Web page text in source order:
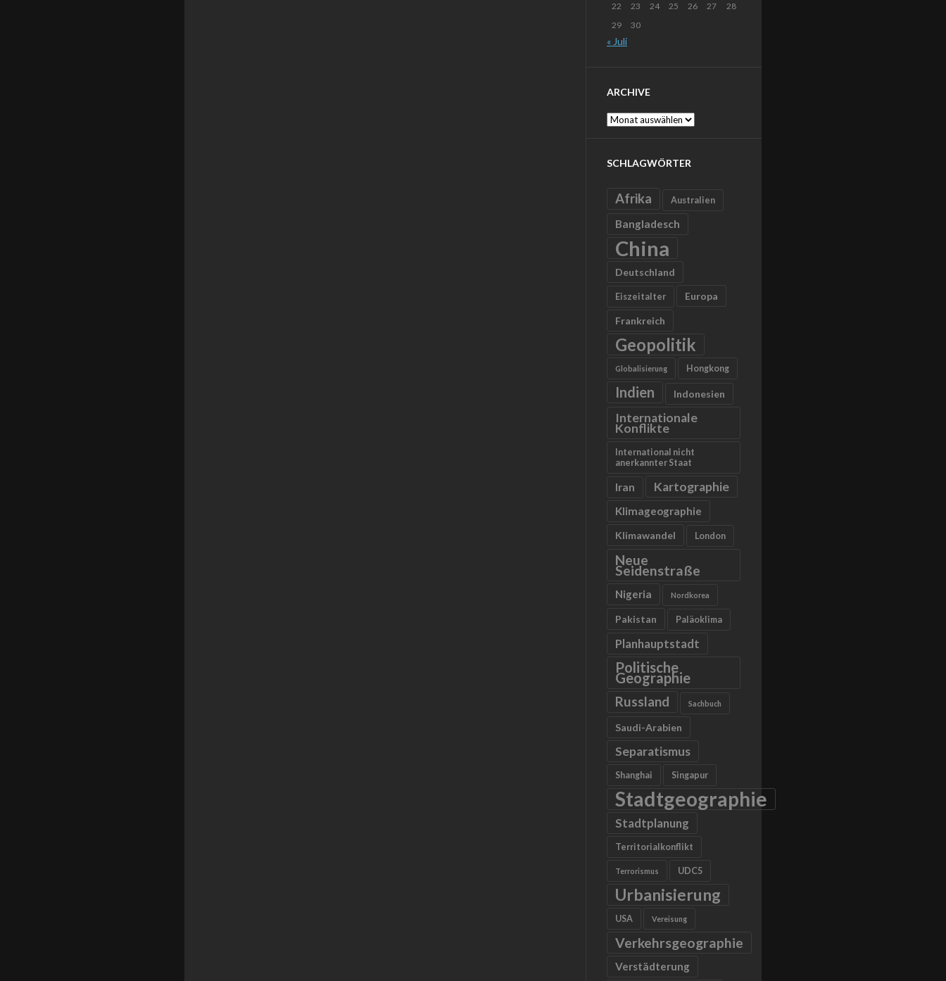
22
23 24 25 26 27
28
29
30
« Juli
ARCHIVE
Archive
SCHLAGWÖRTER
Afrika Australien
Bangladesch
China
Deutschland
Eiszeitalter Europa
Frankreich
Geopolitik
Globalisierung Hongkong
Indien Indonesien
Internationale
Konflikte
International nicht
anerkannter Staat
Iran Kartographie
Klimageographie
Klimawandel London
Neue
Seidenstraße
Nigeria Nordkorea
Pakistan Paläoklima
Planhauptstadt
Politische
Geographie
Russland Sachbuch
Saudi-Arabien
Separatismus
Shanghai Singapur
Stadtgeographie
Stadtplanung
Territorialkonflikt
Terrorismus UDC5
Urbanisierung
USA Vereisung
Verkehrsgeographie
Verstädterung